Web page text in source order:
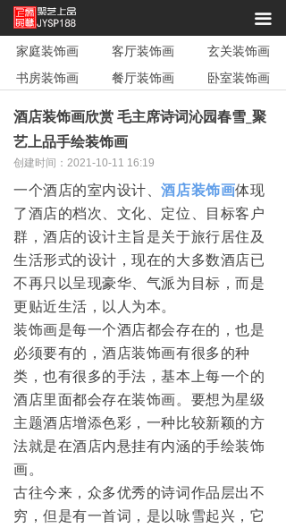
끀
家庭装饰画 客厅装饰画
玄关装饰画
书房装饰画
餐厅装饰画 卧室装饰画
酒店装饰画欣赏 毛主席诗词沁园春雪_聚
艺上品手绘装饰画
创建时间： 2021-10-11 16:19
一个酒店的室内设计、酒店装饰画体现
了酒店的档次、文化、定位、目标客户
群，酒店的设计主旨是关于旅行居住及
生活形式的设计，现在的大多数酒店已
不再只以呈现豪华、气派为目标，而是
更贴近生活，以人为本。
装饰画是每一个酒店都会存在的，也是
必须要有的，酒店装饰画有很多的种
类，也有很多的手法，基本上每一个的
酒店里面都会存在装饰画。要想为星级
主题酒店增添色彩，一种比较新颖的方
法就是在酒店内悬挂有内涵的手绘装饰
画。
古往今来，众多优秀的诗词作品层出不
穷，但是有一首词，是以咏雪起兴，它